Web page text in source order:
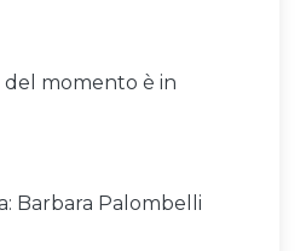
momento è in
Barbara Palombelli